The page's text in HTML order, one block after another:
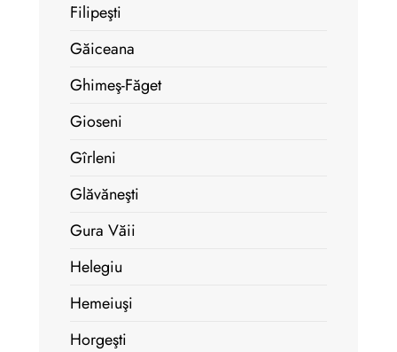
Filipeşti
Găiceana
Ghimeş-Făget
Gioseni
Gîrleni
Glăvăneşti
Gura Văii
Helegiu
Hemeiuşi
Horgeşti